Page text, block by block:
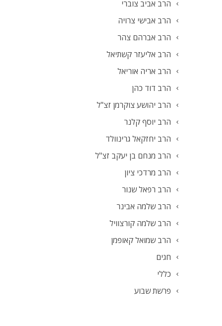
הרב אביב צוברי
הרב אבישי צרויה
הרב אברהם צהר
הרב אליעזר קשתיאל
הרב אריה אוריאל
הרב דוד כהן
הרב יהושע צוקרמן זצ"ל
הרב יוסף קלנר
הרב יחזקאל גרינוולד
הרב מנחם בן יעקב זצ"ל
הרב מרדכי ציון
הרב רפאל שנור
הרב שלמה אבינר
הרב שלמה קורצוויל
הרב שמואל קאופמן
חגים
כללי
פרשת שבוע